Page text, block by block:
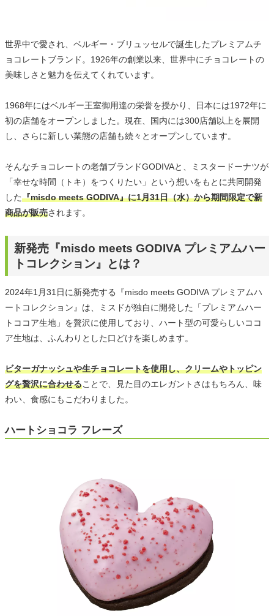
世界中で愛され、ベルギー・ブリュッセルで誕生したプレミアムチ
ョコレートブランド。1926年の創業以来、世界中にチョコレートの
美味しさと魅力を伝えてくれています。
1968年にはベルギー王室御用達の栄誉を授かり、日本には1972年に
初の店舗をオープンしました。現在、国内には300店舗以上を展開
し、さらに新しい業態の店舗も続々とオープンしています。
そんなチョコレートの老舗ブランドGODIVAと、ミスタードーナツが
「幸せな時間（トキ）をつくりたい」という想いをもとに共同開発
した『misdo meets GODIVA』に1月31日（水）から期間限定で新
商品が販売されます。
新発売『misdo meets GODIVA プレミアムハー
トコレクション』とは？
2024年1月31日に新発売する『misdo meets GODIVA プレミアムハ
ートコレクション』は、ミスドが独自に開発した「プレミアムハー
トココア生地」を贅沢に使用しており、ハート型の可愛らしいココ
ア生地は、ふんわりとした口どけを楽しめます。
ビターガナッシュや生チョコレートを使用し、クリームやトッピン
グを贅沢に合わせることで、見た目のエレガントさはもちろん、味
わい、食感にもこだわりました。
ハートショコラ フレーズ